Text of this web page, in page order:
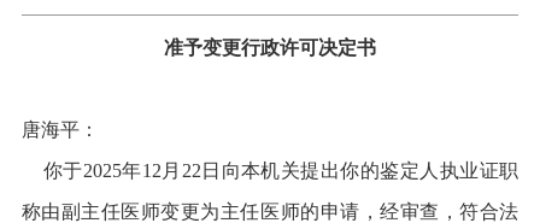
准予变更行政许可决定书
唐海平：
你于2025年1 2 月 22 日向本机关提出你的鉴定人执业证职
称由副主任医师变更为主任医师的申请，经审查，符合法